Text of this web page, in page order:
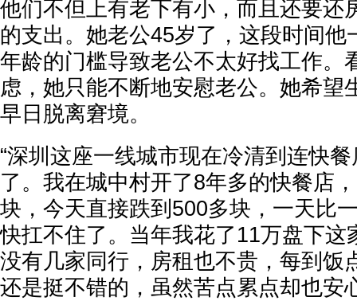
他们不但上有老下有小，而且还要还
的支出。她老公45岁了，这段时间他
年龄的门槛导致老公不太好找工作。
虑，她只能不断地安慰老公。她希望
早日脱离窘境。
“深圳这座一线城市现在冷清到连快
了。我在城中村开了8年多的快餐店
块，今天直接跌到500多块，一天比
快扛不住了。当年我花了11万盘下这
没有几家同行，房租也不贵，每到饭
还是挺不错的，虽然苦点累点却也安